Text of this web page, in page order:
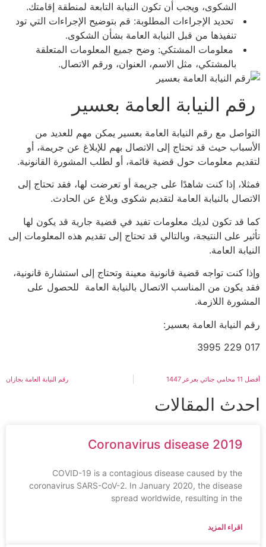
الشكوى، ويجب أن تكون النيابة التابعة لمنطقة إقامتك.
تحديد الإجراءات المطلوبة: قم بتوضيح الإجراءات التي تود
تنفيذها من قبل النيابة العامة بشأن الشكوى.
معلومات المشتكي: وضح جميع المعلومات المتعلقة
بالمشتكي، مثل الاسم، العنوان، ورقم الاتصال.
رقم النيابة العامة بعسير
التواصل مع رقم النيابة العامة بعسير يمكن مهم للعديد من
الأسباب حيث قد تحتاج إلى الاتصال بهم للإبلاغ عن جريمة، أو
لتقديم معلومات حول قضية قائمة، أو لطلب المشورة القانونية.
فمثلا، إذا كنت شاهدًا على جريمة أو تعرضت لها، فقد تحتاج إلى
الاتصال بالنيابة العامة لتقديم شكوى وبلاغ عن الحادث.
كما قد تكون لديك معلومات تفيد في قضية جارية قد يكون لها
تأثير على النتيجة، وبالتالي قد تحتاج إلى تقديم هذه المعلومات إلى
النيابة العامة.
وإذا كنت تواجه قضية قانونية معينة وتحتاج إلى استشارة قانونية،
فقد يكون من المناسب الاتصال بالنيابة العامة للحصول على
المشورة اللازمة.
رقم النيابة العامة بعسير:
017 229 3995
أفضل 11 محامي جنائي بعرعر 1447 رقم النيابة العامة بجازان
احدث المقالات
Coronavirus disease 2019
COVID-19 is a contagious disease caused by the
coronavirus SARS-CoV-2. In January 2020, the disease
spread worldwide, resulting in the
اقراء المزيد